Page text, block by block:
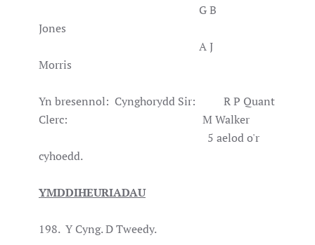
G B
Jones
A J
Morris
Yn bresennol: Cynghorydd Sir: R P Quant
Clerc: M Walker
5 aelod o'r
cyhoedd.
YMDDIHEURIADAU
198. Y Cyng. D Tweedy.